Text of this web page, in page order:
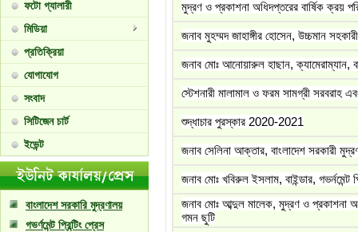
ফটো গ্যালারী
মিডিয়া
প্রতিক্রিয়া
যোগাযোগ
সংবাদ
সিটিজেন চার্ট
ইভেন্ট
বাংলাদেশ সরকারি মুদ্রণালয়
গভর্ণমেন্ট প্রিন্টিং প্রেস
মুদ্রণ ও প্রকাশনা অধিদপ্তরের বার্ষিক ক্রয়
জনাব মুহম্মদ জাহাঙ্গীর হোসেন, উচ্চমান
জনাব মোঃ আনোয়ারুল হাছান, ক্যামেরাম্যান,
স্টেশনারী মালামাল ও ফরম সামগ্রী সরবরাহ
শুদ্ধাচার পুরস্কার 2020-2021
জনাব সেলিনা আক্তার, বাংলাদেশ সরকারী
জনাব মোঃ খবিরুল ইসলাম, বাইন্ডার, গভর্নমেন্ট
জনাব মোঃ আব্দুল মালেক, মুদ্রণ ও প্রকাশনা
গমন ছুটি